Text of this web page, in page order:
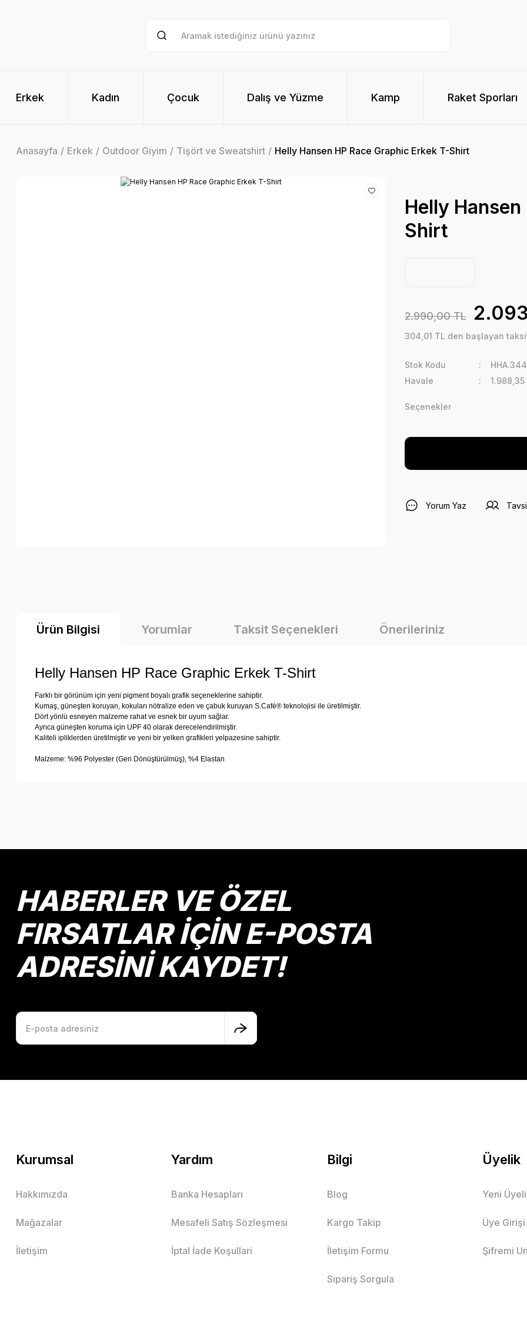
Erkek Kadın Çocuk Dalış ve Yüzme Kamp Raket Sporları
Anasayfa Erkek Outdoor Giyim Tişört ve Sweatshirt Helly Hansen HP Race Graphic Erkek T-Shirt
Helly
Shirt
2.990,00 TL
304,01 TL den başlayan
Stok Kodu
Havale
Seçenekler
Yorum Yaz
Ürün Bilgisi Yorumlar Taksit Seçenekleri Önerileriniz
Helly Hansen HP Race Graphic Erkek T-Shirt
Farklı bir görünüm için yeni pigment boyalı grafik seçeneklerine sahiptir.
Kumaş, güneşten koruyan, kokuları nötralize eden ve çabuk kuruyan S.Café® teknolojisi ile üretilmiştir.
Dört yönlü esneyen malzeme rahat ve esnek bir uyum sağlar.
Ayrıca güneşten koruma için UPF 40 olarak derecelendirilmiştir.
Kaliteli ipliklerden üretilmiştir ve yeni bir yelken grafikleri yelpazesine sahiptir.
Malzeme: %96 Polyester (Geri Dönüştürülmüş), %4 Elastan
Ürün resmi kalitesiz, bozuk veya görüntülenemiyor.
Ürün fiyatı diğer sitelerden daha pahalı.
HABERLER VE ÖZEL
FIRSATLAR İÇİN E-POSTA
ADRESİNİ KAYDET!
Kurumsal
Hakkımızda
Mağazalar
İletişim
Yardım
Banka Hesapları
Mesafeli Satış Sözleşmesi
İptal İade Koşullari
Bilgi
Blog
Kargo Takip
İletişim Formu
Sipariş Sorgula
Üyelik
Yeni
Üye Girişi
Şifremi